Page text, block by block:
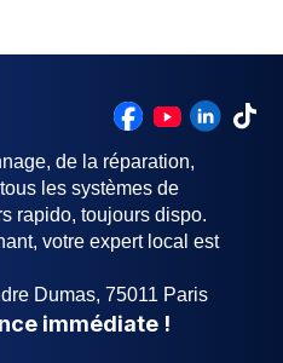
base sans succès. Un
effectuer des
entretiens préventifs.
de la réparation,
les systèmes de
rapido, toujours dispo.
votre expert local est
Dumas, 75011 Paris
immédiate !